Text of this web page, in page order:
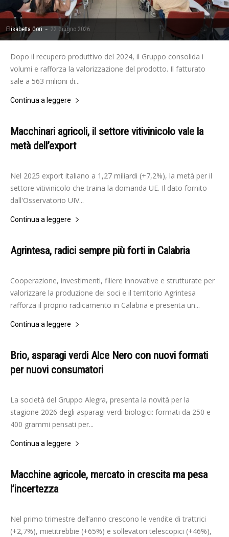
Elisabetta Gori - 22 Giugno 2026
Dopo il recupero produttivo del 2024, il Gruppo consolida i
volumi e rafforza la valorizzazione del prodotto. Il fatturato
sale a 563 milioni di...
Continua a leggere
Macchinari agricoli, il settore vitivinicolo vale la
metà dell’export
Elisabetta Gori - 12 Giugno 2026
Nel 2025 export italiano a 1,27 miliardi (+7,2%), la metà per il
settore vitivinicolo che traina la domanda UE. Il dato fornito
dall'Osservatorio UIV...
Continua a leggere
Agrintesa, radici sempre più forti in Calabria
Elisabetta Gori - 28 Maggio 2026
Cooperazione, investimenti, filiere innovative e strutturate per
valorizzare la produzione dei soci e il territorio Agrintesa
rafforza il proprio radicamento in Calabria e presenta un...
Continua a leggere
Brio, asparagi verdi Alce Nero con nuovi formati
per nuovi consumatori
Elisabetta Gori - 7 Maggio 2026
La società del Gruppo Alegra, presenta la novità per la
stagione 2026 degli asparagi verdi biologici: formati da 250 e
400 grammi pensati per...
Continua a leggere
Macchine agricole, mercato in crescita ma pesa
l’incertezza
Elisabetta Gori - 7 Maggio 2026
Nel primo trimestre dell’anno crescono le vendite di trattrici
(+2,7%), mietitrebbie (+65%) e sollevatori telescopici (+46%),